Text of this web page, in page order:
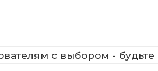
с выбором -